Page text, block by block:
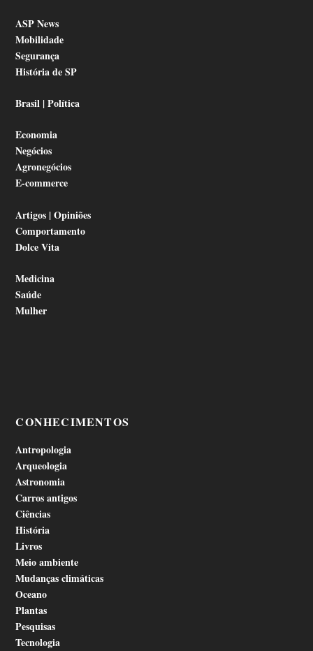
ASP News
Mobilidade
Segurança
História de SP
Brasil | Política
Economia
Negócios
Agronegócios
E-commerce
Artigos | Opiniões
Comportamento
Dolce Vita
Medicina
Saúde
Mulher
CONHECIMENTOS
Antropologia
Arqueologia
Astronomia
Carros antigos
Ciências
História
Livros
Meio ambiente
Mudanças climáticas
Oceano
Plantas
Pesquisas
Tecnologia